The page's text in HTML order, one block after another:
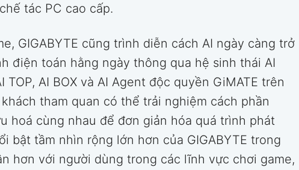
tác PC cao cấp.
GIGABYTE cũng trình diễn cách AI ngày càng trở
điện toán hằng ngày thông qua hệ sinh thái AI
AI BOX và AI Agent độc quyền GiMATE trên
tham quan có thể trải nghiệm cách phần
hoá cùng nhau để đơn giản hóa quá trình phát
bật tầm nhìn rộng lớn hơn của GIGABYTE trong
hơn với người dùng trong các lĩnh vực chơi game,